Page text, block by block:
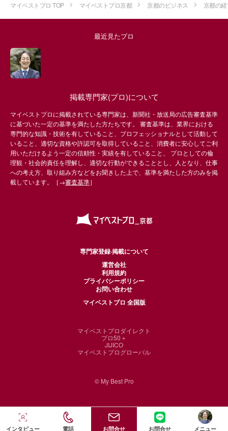
マイベストプロ TOP マイベストプロ京都 京都のビジネス 京都の
最近見たプロ
掲載専門家(プロ)について
マイベストプロに掲載されている専門家は、新聞社・放送局の広告審査基準
に基づいた一定の基準を満たした方たちです。 審査基準は、業界における
専門的な知識・技術を有していること、プロフェッショナルとして活動して
いること、適切な資格や許認可を取得していること、消費者に安心してご利
用いただけるよう一定の信頼性・実績を有していること、 プロとしての倫
理観・社会的責任を理解し、適切な行動ができることとし、人となり、仕事
への考え方、取り組み方などをお聞きした上で、基準を満たした方のみを掲
載しています。［→審査基準］
専門家登録·掲載について
運営会社
利用規約
プライバシーポリシー
お問い合わせ
マイベストプロ 全国版
マイベストプロダイレクト
プロ50＋
JIJICO
マイベストプログローバル
© My Best Pro
インタビュー 電話 お問合せ お問合せ メニュー